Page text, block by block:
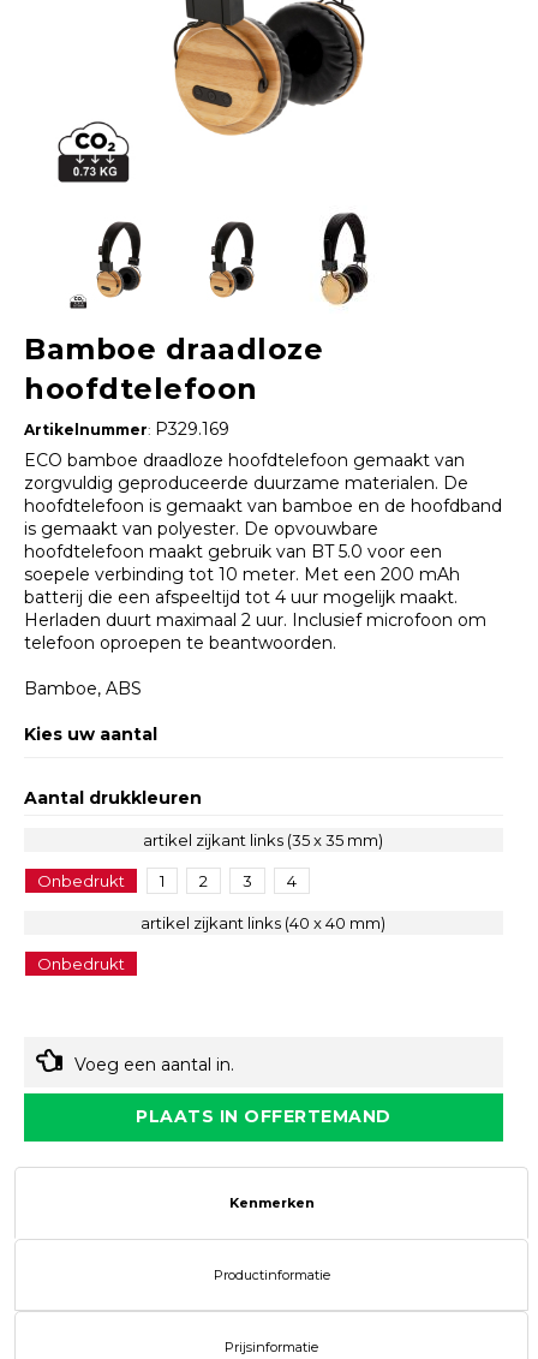
Bamboe draadloze
hoofdtelefoon
Artikelnummer: P329.169
ECO bamboe draadloze hoofdtelefoon gemaakt van
zorgvuldig geproduceerde duurzame materialen. De
hoofdtelefoon is gemaakt van bamboe en de hoofdband
is gemaakt van polyester. De opvouwbare
hoofdtelefoon maakt gebruik van BT 5.0 voor een
soepele verbinding tot 10 meter. Met een 200 mAh
batterij die een afspeeltijd tot 4 uur mogelijk maakt.
Herladen duurt maximaal 2 uur. Inclusief microfoon om
telefoon oproepen te beantwoorden.
Bamboe, ABS
Kies uw aantal
Aantal drukkleuren
artikel zijkant links (35 x 35 mm)
Onbedrukt 1 2 3 4
artikel zijkant links (40 x 40 mm)
Onbedrukt
Voeg een aantal in.
PLAATS IN OFFERTEMAND
Kenmerken
Productinformatie
Prijsinformatie